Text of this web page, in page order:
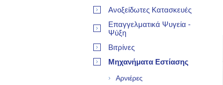
Ανοξείδωτες Κατασκευές
Επαγγελματικά Ψυγεία -
Ψύξη
Βιτρίνες
Μηχανήματα Εστίασης
Αρνιέρες